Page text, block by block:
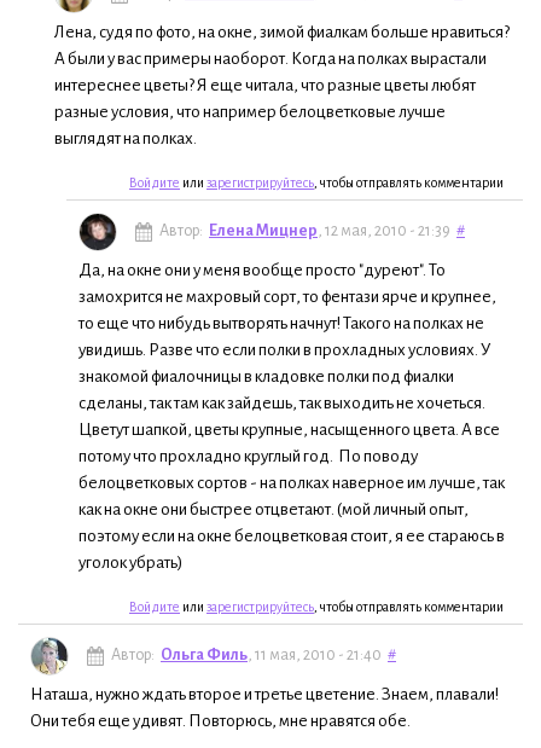
Лена, судя по фото, на окне, зимой фиалкам больше нравиться?
А были у вас примеры наоборот. Когда на полках вырастали
интереснее цветы? Я еще читала, что разные цветы любят
разные условия, что например белоцветковые лучше
выглядят на полках.
Войдите или зарегистрируйтесь , чтобы отправлять комментарии
Автор: Елена Мицнер, 12 мая, 2010 - 21:39 #
Да, на окне они у меня вообще просто "дуреют". То
замохрится не махровый сорт, то фентази ярче и крупнее,
то еще что нибудь вытворять начнут! Такого на полках не
увидишь. Разве что если полки в прохладных условиях. У
знакомой фиалочницы в кладовке полки под фиалки
сделаны, так там как зайдешь, так выходить не хочеться.
Цветут шапкой, цветы крупные, насыщенного цвета. А все
потому что прохладно круглый год. По поводу
белоцветковых сортов - на полках наверное им лучше, так
как на окне они быстрее отцветают. (мой личный опыт,
поэтому если на окне белоцветковая стоит, я ее стараюсь в
уголок убрать)
Войдите или зарегистрируйтесь , чтобы отправлять комментарии
Автор: Ольга Филь, 11 мая, 2010 - 21:40 #
Наташа, нужно ждать второе и третье цветение. Знаем, плавали!
Они тебя еще удивят. Повторюсь, мне нравятся обе.